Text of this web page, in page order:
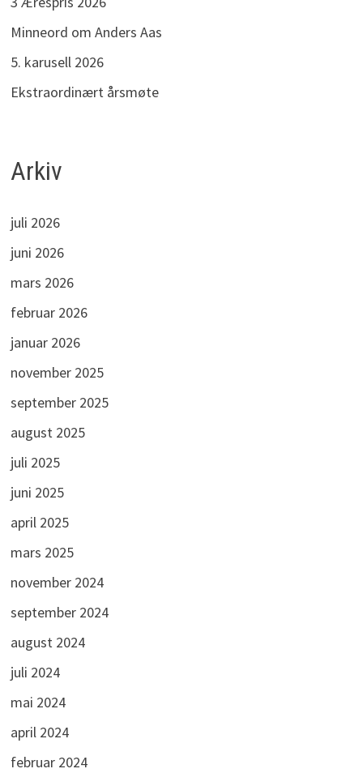
Minneord om Anders Aas
5. karusell 2026
Ekstraordinært årsmøte
Arkiv
juli 2026
juni 2026
mars 2026
februar 2026
januar 2026
november 2025
september 2025
august 2025
juli 2025
juni 2025
april 2025
mars 2025
november 2024
september 2024
august 2024
juli 2024
mai 2024
april 2024
februar 2024